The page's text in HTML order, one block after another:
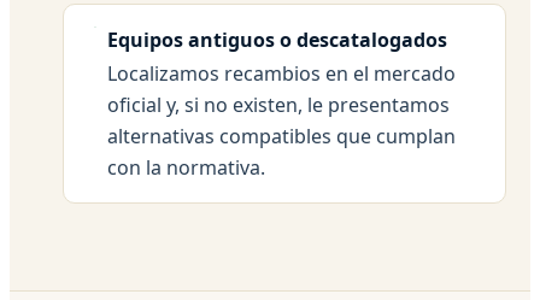
Equipos antiguos o descatalogados
Localizamos recambios en el mercado
oficial y, si no existen, le presentamos
alternativas compatibles que cumplan
con la normativa.